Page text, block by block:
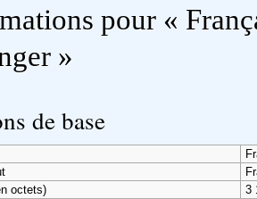
pour «
»
de base
octets)
3